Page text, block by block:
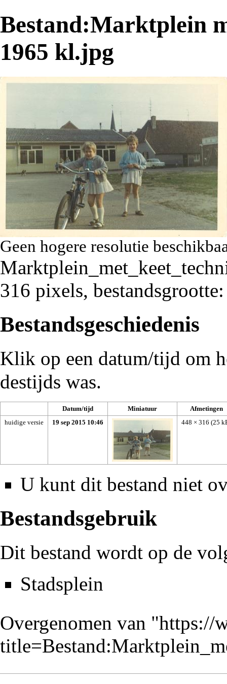
Bestand:Marktplein
1965 kl.jpg
Geen hogere resolutie
316 pixels,
Bestandsgeschiedenis
Klik op een datum/tijd om
destijds was.
Datum/tijd Miniatuur
Afmetingen
huidige versie
19 sep 2015 10:46 448 × 316 (25
U kunt dit bestand niet
Bestandsgebruik
Dit bestand wordt op de
Stadsplein
Overgenomen van "https://